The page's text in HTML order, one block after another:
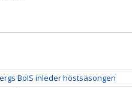
BoIS inleder höstsäsongen